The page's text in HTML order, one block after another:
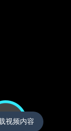
视频内容